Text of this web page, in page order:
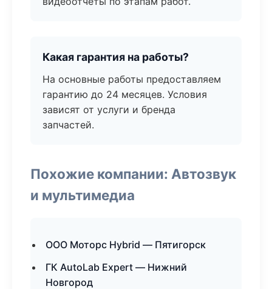
Какая гарантия на работы?
На основные работы предоставляем
гарантию до 24 месяцев. Условия
зависят от услуги и бренда
запчастей.
Похожие компании: Автозвук
и мультимедиа
ООО Моторс Hybrid — Пятигорск
ГК AutoLab Expert — Нижний
Новгород